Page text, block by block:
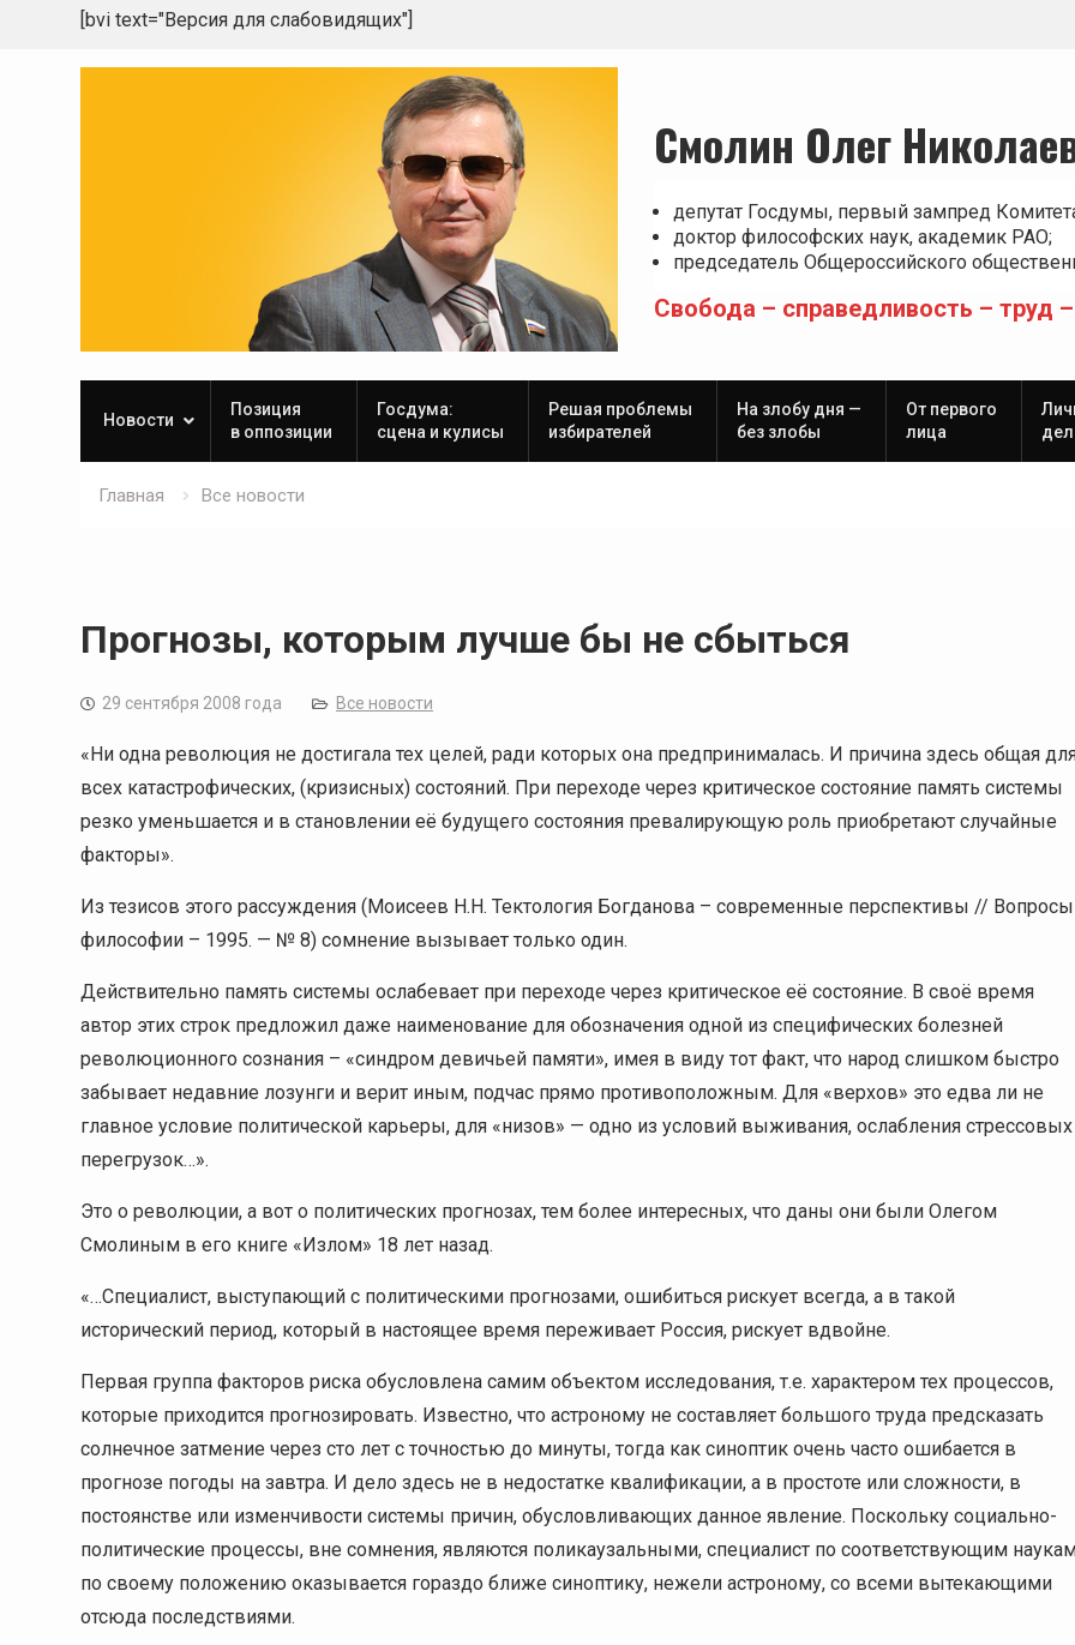
[bvi text="Версия для слабовидящих"]
Смолин Олег
депутат Госдумы, первый зампред
доктор философских наук, академик РАО;
председатель Общероссийского
Свобода – справедливость – труд
Новости
Позиция
в оппозиции
Госдума:
сцена и кулисы
Решая проблемы
избирателей
На злобу дня —
без злобы
От первого
лица
Главная Все новости
Прогнозы, которым лучше бы не сбыться
29 сентября 2008 года Все новости
«Ни одна революция не достигала тех целей, ради которых она предпринималась. И причина здесь общая
всех катастрофических, (кризисных) состояний. При переходе через критическое состояние память системы
резко уменьшается и в становлении её будущего состояния превалирующую роль приобретают случайные
факторы».
Из тезисов этого рассуждения (Моисеев Н.Н. Тектология Богданова – современные перспективы // Вопросы
философии – 1995. — № 8) сомнение вызывает только один.
Действительно память системы ослабевает при переходе через критическое её состояние. В своё время
автор этих строк предложил даже наименование для обозначения одной из специфических болезней
революционного сознания – «синдром девичьей памяти», имея в виду тот факт, что народ слишком быстро
забывает недавние лозунги и верит иным, подчас прямо противоположным. Для «верхов» это едва ли не
главное условие политической карьеры, для «низов» — одно из условий выживания, ослабления стрессовых
перегрузок…».
Это о революции, а вот о политических прогнозах, тем более интересных, что даны они были Олегом
Смолиным в его книге «Излом» 18 лет назад.
«…Специалист, выступающий с политическими прогнозами, ошибиться рискует всегда, а в такой
исторический период, который в настоящее время переживает Россия, рискует вдвойне.
Первая группа факторов риска обусловлена самим объектом исследования, т.е. характером тех процессов,
которые приходится прогнозировать. Известно, что астроному не составляет большого труда предсказать
солнечное затмение через сто лет с точностью до минуты, тогда как синоптик очень часто ошибается в
прогнозе погоды на завтра. И дело здесь не в недостатке квалификации, а в простоте или сложности, в
постоянстве или изменчивости системы причин, обусловливающих данное явление. Поскольку социально-
политические процессы, вне сомнения, являются поликаузальными, специалист по соответствующим
по своему положению оказывается гораздо ближе синоптику, нежели астроному, со всеми вытекающими
отсюда последствиями.